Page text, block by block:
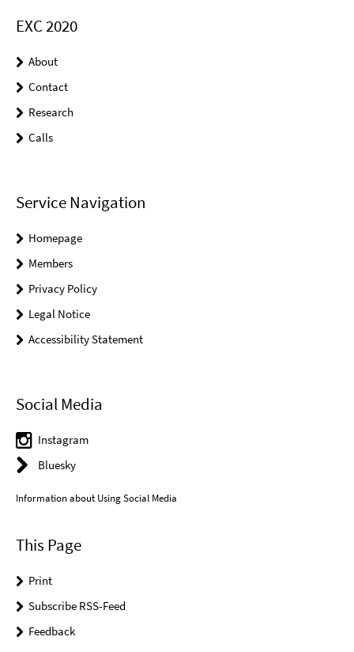
EXC 2020
About
Contact
Research
Calls
Service Navigation
Homepage
Members
Privacy Policy
Legal Notice
Accessibility Statement
Social Media
Instagram
Bluesky
Information about Using Social Media
This Page
Print
Subscribe RSS-Feed
Feedback